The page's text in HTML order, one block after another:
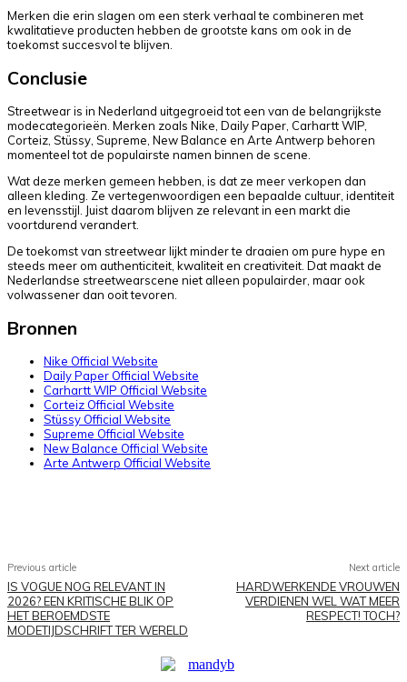
Merken die erin slagen om een sterk verhaal te combineren met
kwalitatieve producten hebben de grootste kans om ook in de
toekomst succesvol te blijven.
Conclusie
Streetwear is in Nederland uitgegroeid tot een van de belangrijkste
modecategorieën. Merken zoals Nike, Daily Paper, Carhartt WIP,
Corteiz, Stüssy, Supreme, New Balance en Arte Antwerp behoren
momenteel tot de populairste namen binnen de scene.
Wat deze merken gemeen hebben, is dat ze meer verkopen dan
alleen kleding. Ze vertegenwoordigen een bepaalde cultuur, identiteit
en levensstijl. Juist daarom blijven ze relevant in een markt die
voortdurend verandert.
De toekomst van streetwear lijkt minder te draaien om pure hype en
steeds meer om authenticiteit, kwaliteit en creativiteit. Dat maakt de
Nederlandse streetwearscene niet alleen populairder, maar ook
volwassener dan ooit tevoren.
Bronnen
Nike Official Website
Daily Paper Official Website
Carhartt WIP Official Website
Corteiz Official Website
Stüssy Official Website
Supreme Official Website
New Balance Official Website
Arte Antwerp Official Website
Previous article
IS VOGUE NOG RELEVANT IN
2026? EEN KRITISCHE BLIK OP
HET BEROEMDSTE
MODETIJDSCHRIFT TER WERELD
Next article
HARDWERKENDE VROUWEN
VERDIENEN WEL WAT MEER
RESPECT! TOCH?